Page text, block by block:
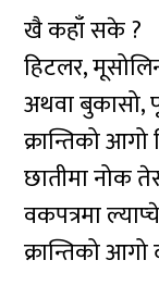
खै कहाँ सके ?
हिटलर,
अथवा बुकासो,
क्रान्तिको आगो
छातीमा नोक
वकपत्रमा
क्रान्तिको